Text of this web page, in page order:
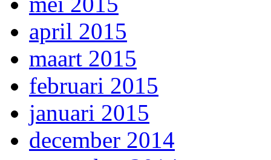
april 2015
maart 2015
februari 2015
januari 2015
december 2014